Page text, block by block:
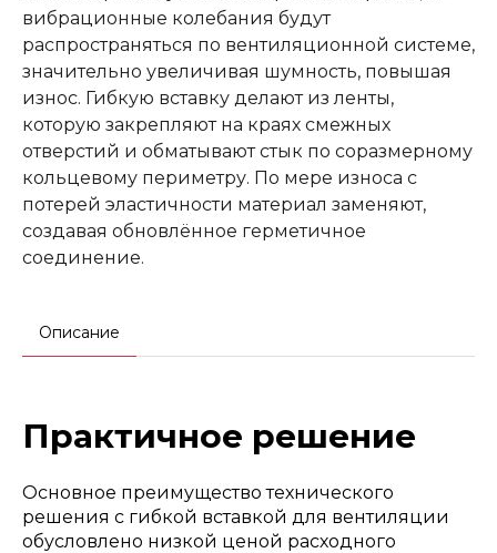
вибрационные колебания будут
распространяться по вентиляционной системе,
значительно увеличивая шумность, повышая
износ. Гибкую вставку делают из ленты,
которую закрепляют на краях смежных
отверстий и обматывают стык по соразмерному
кольцевому периметру. По мере износа с
потерей эластичности материал заменяют,
создавая обновлённое герметичное
соединение.
Описание
Практичное решение
Основное преимущество технического
решения с гибкой вставкой для вентиляции
обусловлено низкой ценой расходного